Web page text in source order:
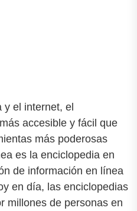
el internet, el
accesible y fácil que
más poderosas
es la enciclopedia en
de información en línea
en día, las enciclopedias
millones de personas en